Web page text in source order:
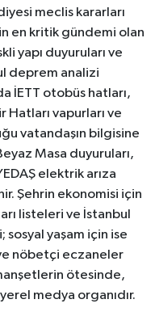
meclis kararları
en kritik gündemi olan
yapı duyuruları ve
deprem analizi
İETT otobüs hatları,
vapurları ve
vatandaşın bilgisine
Masa duyuruları,
elektrik arıza
Şehrin ekonomisi için
listeleri ve İstanbul
sosyal yaşam için ise
nöbetçi eczaneler
ötesinde,
medya organıdır.